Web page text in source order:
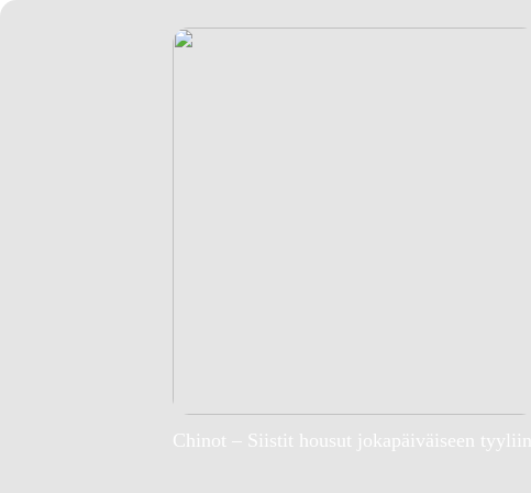
Chinot – Siistit housut jokapäiväiseen tyyliin